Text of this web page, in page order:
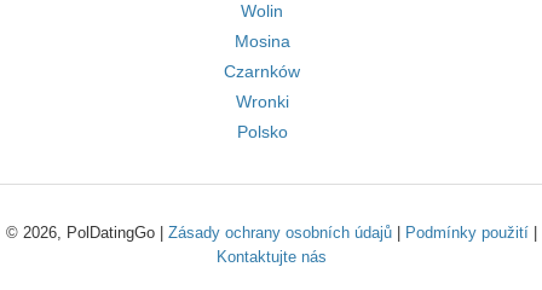
Wolin
Mosina
Czarnków
Wronki
Polsko
© 2026, PolDatingGo | Zásady ochrany osobních údajů| Podmínky použití|
Kontaktujte nás